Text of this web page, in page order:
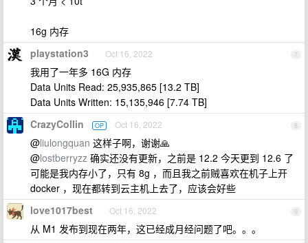
16g 内存
7
playstation3 Oct 16, 2022
我用了一年多 16G 内存
Data Units Read: 25,935,865 [13.2 TB]
Data Units Written: 15,135,946 [7.74 TB]
8
CrazyCollin OP Oct 16, 2022
@liulongquan 这样子啊，谢谢🙏
@lostberryzz 确实还没有更新，之前是 12.2 今天更到 12.6 了
可能是我内存小了，只有 8g ，而且我之前贼喜欢在机子上开
docker ，现在都转到云主机上去了，应该会好些
9
love1017best Oct 16, 2022
从 M1 发布到现在两年，这已经成月经问题了吧。。。